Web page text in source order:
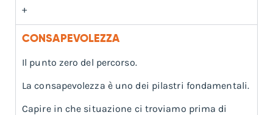
+
CONSAPEVOLEZZA
Il punto zero del percorso.
La consapevolezza è uno dei pilastri fondamentali.
Capire in che situazione ci troviamo prima di